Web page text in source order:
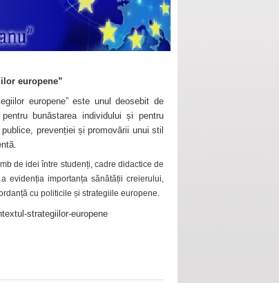
europene”
europene” este unul deosebit de
bunăstarea individului și pentru
prevenției și promovării unui stil
de idei între studenți, cadre didactice de
evidenția importanța sănătății creierului,
cu politicile și strategiile europene.
strategiilor-europene